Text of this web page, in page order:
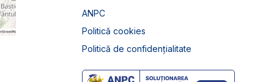
ANPC
Politică cookies
Politică de confidențialitate